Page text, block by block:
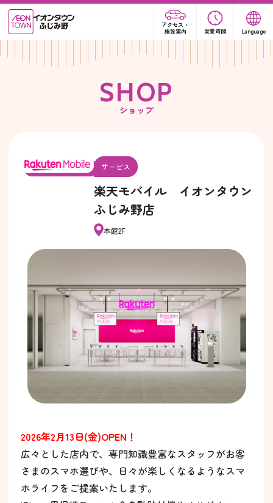
アクセス・
施設案内
営業時間 Language
SHOP
ショップ
サービス
楽天モバイル イオンタウン
ふじみ野店
本館2F
2026年2月13日(金)OPEN！
広々とした店内で、専門知識豊富なスタッフがお客
さまのスマホ選びや、日々が楽しくなるようなスマ
ホライフをご提案いたします。